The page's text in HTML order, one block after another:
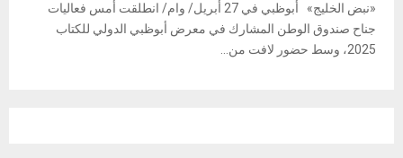
«نبض الخليج» أبوظبي في 27 أبريل/ وام/ انطلقت أمس فعاليات
جناح صندوق الوطن المشارك في معرض أبوظبي الدولي للكتاب
2025، وسط حضور لافت من...